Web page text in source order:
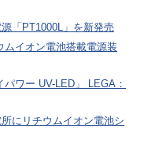
「PT1000L」を新発売
イオン電池搭載電源装
ワー UV-LED」 LEGA：
にリチウムイオン電池シ